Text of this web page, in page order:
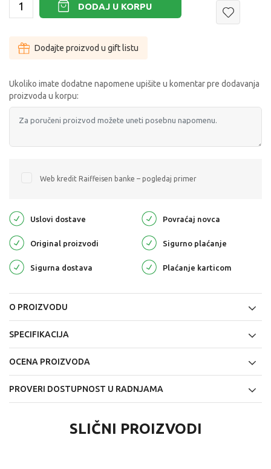
DODAJ U KORPU
Dodajte proizvod u gift listu
Ukoliko imate dodatne napomene upišite u komentar pre dodavanja
proizvoda u korpu:
Web kredit Raiffeisen banke – pogledaj primer
Uslovi dostave Povraćaj novca
Original proizvodi Sigurno plaćanje
Sigurna dostava Plaćanje karticom
O PROIZVODU
SPECIFIKACIJA
OCENA PROIZVODA
PROVERI DOSTUPNOST U RADNJAMA
SLIČNI PROIZVODI